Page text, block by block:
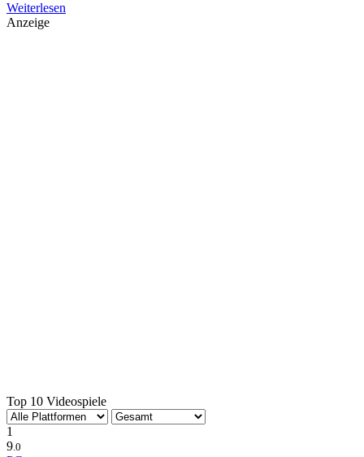
Weiterlesen
Anzeige
Top 10 Videospiele
1
9.0